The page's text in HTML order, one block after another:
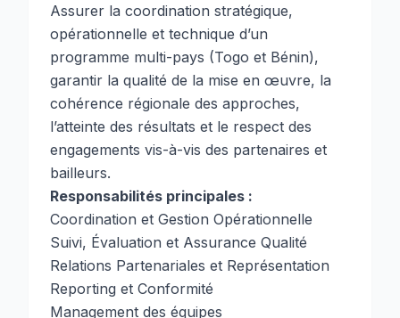
Assurer la coordination stratégique,
opérationnelle et technique d’un
programme multi-pays (Togo et Bénin),
garantir la qualité de la mise en œuvre, la
cohérence régionale des approches,
l’atteinte des résultats et le respect des
engagements vis-à-vis des partenaires et
bailleurs.
Responsabilités principales :
Coordination et Gestion Opérationnelle
Suivi, Évaluation et Assurance Qualité
Relations Partenariales et Représentation
Reporting et Conformité
Management des équipes